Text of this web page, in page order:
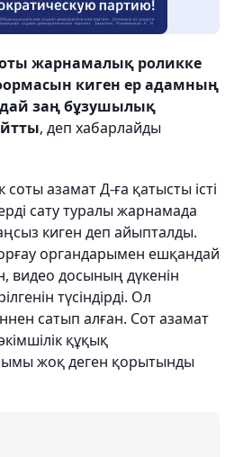
жарнамалық роликке
киген ер адамның
заң бұзушылық
, деп хабарлайды
соты азамат Д-ға қатысты істі
сату туралы жарнамада
киген деп айыпталды.
органдарымен ешқандай
видео досының дүкенін
түсіндірді. Ол
сатып алған. Сот азамат
құқық
жоқ деген қорытынды